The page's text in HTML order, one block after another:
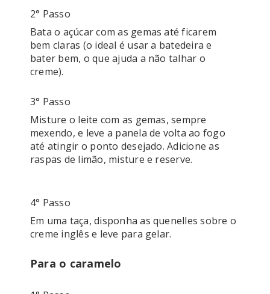
2° Passo
Bata o açúcar com as gemas até ficarem
bem claras (o ideal é usar a batedeira e
bater bem, o que ajuda a não talhar o
3° Passo
Misture o leite com as gemas, sempre
mexendo, e leve a panela de volta ao fogo
até atingir o ponto desejado. Adicione as
raspas de limão, misture e reserve.
4° Passo
Em uma taça, disponha as quenelles sobre o
creme inglês e leve para gelar.
Para o caramelo